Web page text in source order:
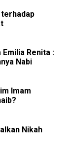
Renita :
Nabi
Imam
Nikah